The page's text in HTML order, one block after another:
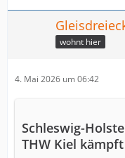
wohnt hier
4. Mai 2026 um 06:42
Schleswig-
THW Kiel